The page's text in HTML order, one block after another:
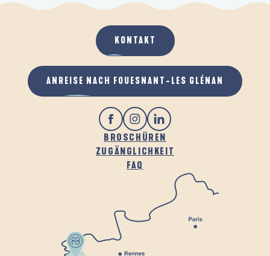
BROSCHÜREN
ZUGÄNGLICHKEIT
FAQ
KONTAKT
ANREISE NACH FOUESNANT-LES GLÉNAN